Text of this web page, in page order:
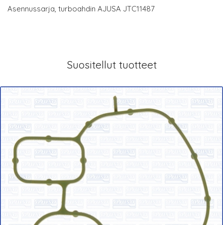
Asennussarja, turboahdin AJUSA JTC11487
Suositellut tuotteet